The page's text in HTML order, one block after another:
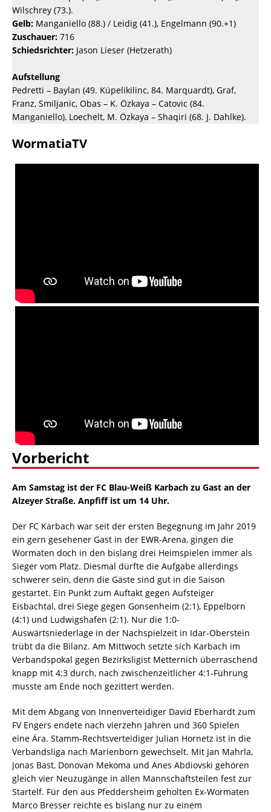
Wilschrey (73.).
Gelb: Manganiello (88.) / Leidig (41.), Engelmann (90.+1)
Zuschauer: 716
Schiedsrichter: Jason Lieser (Hetzerath)
Aufstellung
Pedretti – Baylan (49. Küpelikilinc, 84. Marquardt), Graf,
Franz, Smiljanic, Obas – K. Özkaya – Catovic (84.
Manganiello), Loechelt, M. Özkaya – Shaqiri (68. J. Dahlke).
WormatiaTV
Vorbericht
Am Samstag ist der FC Blau-Weiß Karbach zu Gast an der
Alzeyer Straße. Anpfiff ist um 14 Uhr.
Der FC Karbach war seit der ersten Begegnung im Jahr 2019
ein gern gesehener Gast in der EWR-Arena, gingen die
Wormaten doch in den bislang drei Heimspielen immer als
Sieger vom Platz. Diesmal dürfte die Aufgabe allerdings
schwerer sein, denn die Gäste sind gut in die Saison
gestartet. Ein Punkt zum Auftakt gegen Aufsteiger
Eisbachtal, drei Siege gegen Gonsenheim (2:1), Eppelborn
(4:1) und Ludwigshafen (2:1). Nur die 1:0-
Auswärtsniederlage in der Nachspielzeit in Idar-Oberstein
trübt da die Bilanz. Am Mittwoch setzte sich Karbach im
Verbandspokal gegen Bezirksligist Metternich überraschend
knapp mit 4:3 durch, nach zwischenzeitlicher 4:1-Führung
musste am Ende noch gezittert werden.
Mit dem Abgang von Innenverteidiger David Eberhardt zum
FV Engers endete nach vierzehn Jahren und 360 Spielen
eine Ära. Stamm-Rechtsverteidiger Julian Hornetz ist in die
Verbandsliga nach Marienborn gewechselt. Mit Jan Mahrla,
Jonas Bast, Donovan Mekoma und Anes Abdiovski gehören
gleich vier Neuzugänge in allen Mannschaftsteilen fest zur
Startelf. Für den aus Pfeddersheim geholten Ex-Wormaten
Marco Bresser reichte es bislang nur zu einem